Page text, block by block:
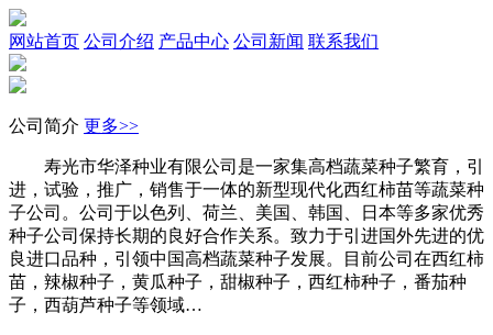
网站首页 公司介绍 产品中心 公司新闻 联系我们
公司简介 更多>>
寿光市华泽种业有限公司是一家集高档蔬菜种子繁育，引
进，试验，推广，销售于一体的新型现代化西红柿苗等蔬菜种
子公司。公司于以色列、荷兰、美国、韩国、日本等多家优秀
种子公司保持长期的良好合作关系。致力于引进国外先进的优
良进口品种，引领中国高档蔬菜种子发展。目前公司在西红柿
苗，辣椒种子，黄瓜种子，甜椒种子，西红柿种子，番茄种
子，西葫芦种子等领域…